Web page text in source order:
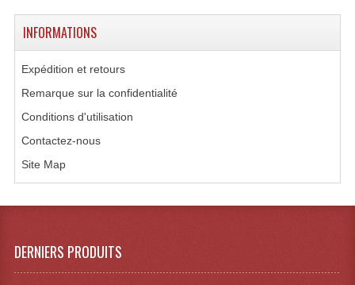
Microphones De Surface
INFORMATIONS
Expédition et retours
Remarque sur la confidentialité
Conditions d'utilisation
Contactez-nous
Site Map
DERNIERS PRODUITS